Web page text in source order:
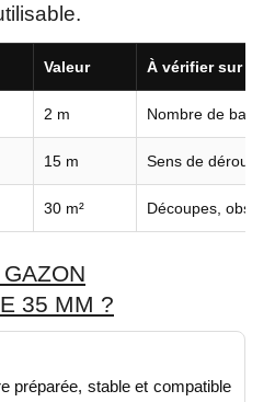
Valeur À vérifier sur
2 m Nombre de
15 m Sens de
30 m² Découpes,
35 MM ?
préparée, stable et compatible